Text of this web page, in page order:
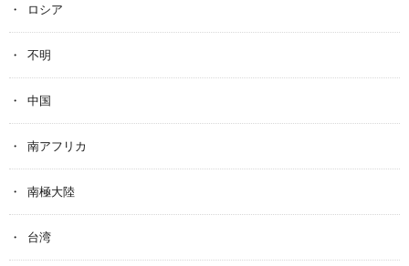
ロシア
不明
中国
南アフリカ
南極大陸
台湾